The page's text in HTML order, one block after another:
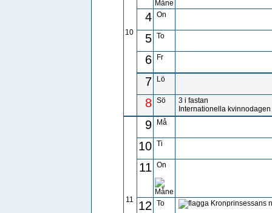
10
4 On
5 To
6 Fr
7 Lö
8 Sö
3 i fastan
Internationella kvinnodagen
11
9 Må
10 Ti
11 On
12 To Kronprinsessans